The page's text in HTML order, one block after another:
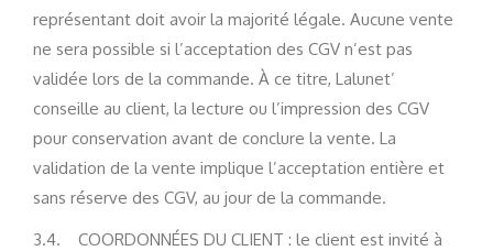
représentant doit avoir la majorité légale. Aucune vente
ne sera possible si l’acceptation des CGV n’est pas
validée lors de la commande. À ce titre, Lalunet’
conseille au client, la lecture ou l’impression des CGV
pour conservation avant de conclure la vente. La
validation de la vente implique l’acceptation entière et
sans réserve des CGV, au jour de la commande.
3.4. COORDONNÉES DU CLIENT : le client est invité à